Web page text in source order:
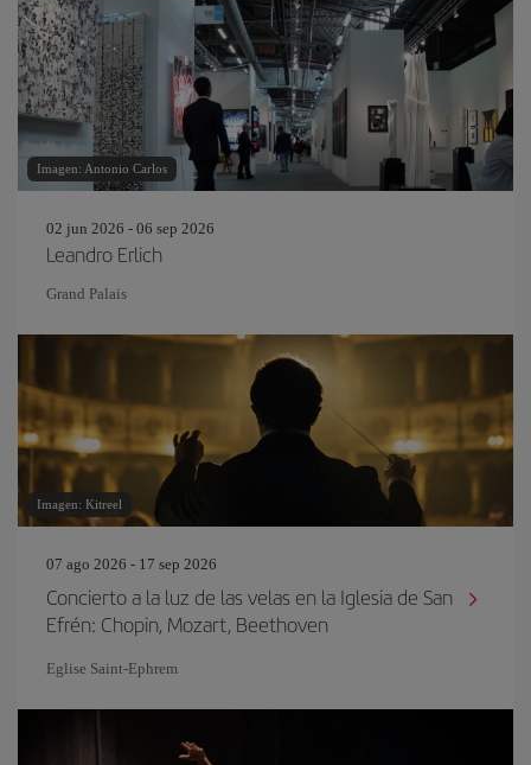
Imagen: Antonio Carlos
02 jun 2026 - 06 sep 2026
Leandro Erlich
Grand Palais
Imagen: Kitreel
07 ago 2026 - 17 sep 2026
Concierto a la luz de las velas en la Iglesia de San
Efrén: Chopin, Mozart, Beethoven
Eglise Saint‐Ephrem